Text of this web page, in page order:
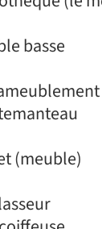
basse
(meuble)